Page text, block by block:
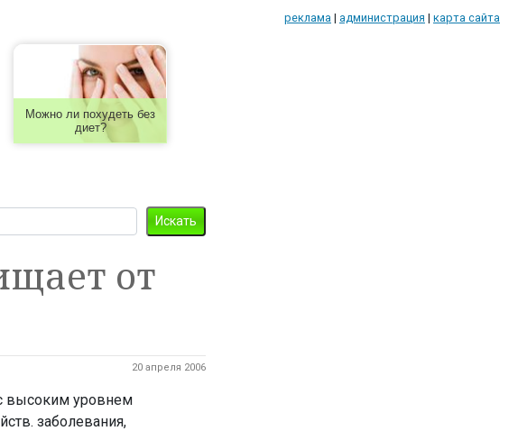
реклама | администрация | карта сайта
Можно ли похудеть без
диет?
от
20 апреля 2006
высоким уровнем
заболевания,